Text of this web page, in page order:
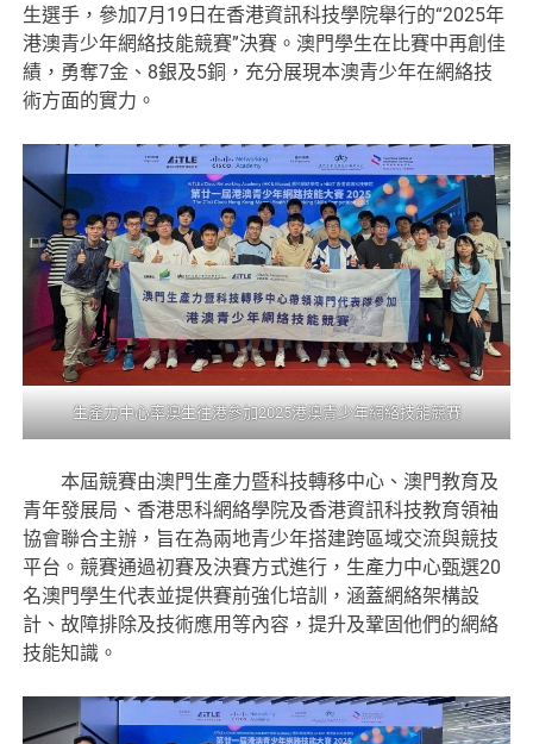
生選手，參加7月19日在香港資訊科技學院舉行的“2025年
港澳青少年網絡技能競賽”決賽。澳門學生在比賽中再創佳
績，勇奪7金、8銀及5銅，充分展現本澳青少年在網絡技
術方面的實力。
生產力中心率澳生往港參加2025港澳青少年網絡技能競賽
本屆競賽由澳門生產力暨科技轉移中心、澳門教育及
青年發展局、香港思科網絡學院及香港資訊科技教育領袖
協會聯合主辦，旨在為兩地青少年搭建跨區域交流與競技
平台。競賽通過初賽及決賽方式進行，生產力中心甄選20
名澳門學生代表並提供賽前強化培訓，涵蓋網絡架構設
計、故障排除及技術應用等內容，提升及鞏固他們的網絡
技能知識。